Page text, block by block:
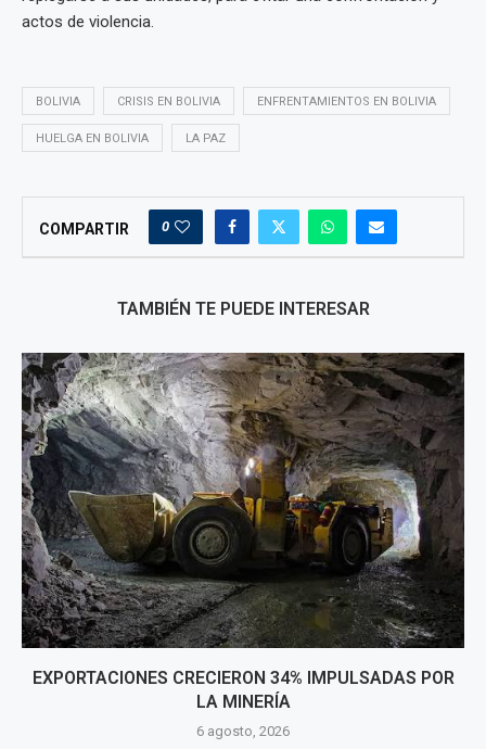
actos de violencia.
BOLIVIA CRISIS EN BOLIVIA ENFRENTAMIENTOS EN BOLIVIA
HUELGA EN BOLIVIA LA PAZ
COMPARTIR 0
TAMBIÉN TE PUEDE INTERESAR
EXPORTACIONES CRECIERON 34% IMPULSADAS POR
LA MINERÍA
6 agosto, 2026